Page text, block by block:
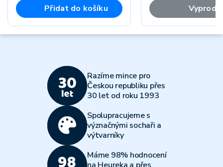
Přidat do košíku
Razíme mince pro
Českou republiku přes
30 let od roku 1993
Spolupracujeme s
význačnými sochaři a
výtvarníky
Máme 98% hodnocení